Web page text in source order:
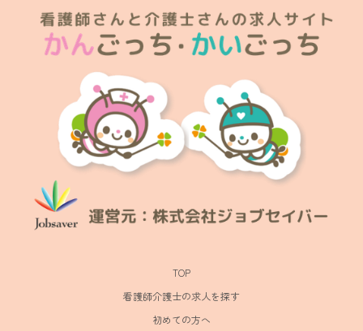
TOP
看護師介護士の求人を探す
初めての方へ